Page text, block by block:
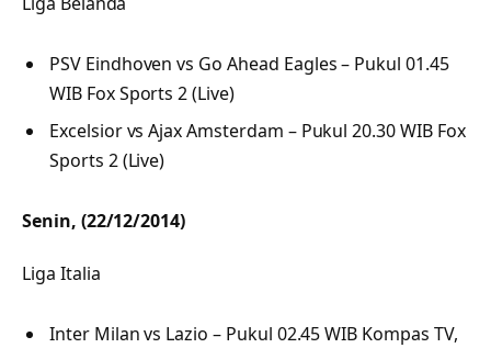
PSV Eindhoven vs Go Ahead Eagles – Pukul 01.45
WIB Fox Sports 2 (Live)
Excelsior vs Ajax Amsterdam – Pukul 20.30 WIB Fox
Sports 2 (Live)
Senin, (22/12/2014)
Liga Italia
Inter Milan vs Lazio – Pukul 02.45 WIB Kompas TV,